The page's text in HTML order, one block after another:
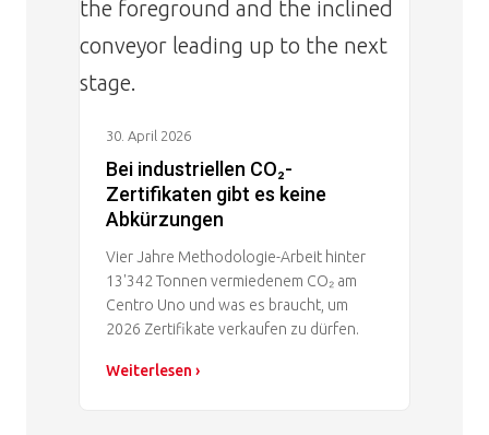
30. April 2026
Bei industriellen CO₂-
Zertifikaten gibt es keine
Abkürzungen
Vier Jahre Methodologie-Arbeit hinter
13'342 Tonnen vermiedenem CO₂ am
Centro Uno und was es braucht, um
2026 Zertifikate verkaufen zu dürfen.
Weiterlesen ›